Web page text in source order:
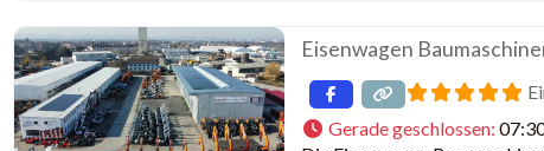
Eisenwagen
Gerade geschlossen: